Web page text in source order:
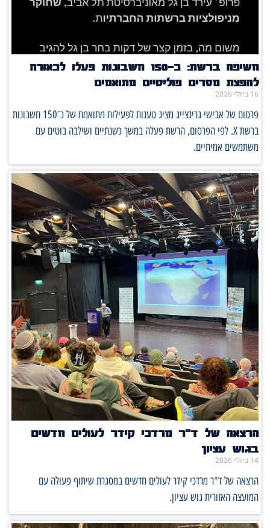
חשיפה ברשת: כ־150 חשבונות פעלו לכאורה
להפצת מסרים פוליטיים מתואמים
16 ביולי 2026
פרסום של אבישי גרינצייג מציג טענות לפעילות מתואמת של כ־150 חשבונות
ברשת X. לפי הפרסום, הרשת פעלה במשך כשנתיים ושילבה בוטים עם
משתמשים אמיתיים.
הרצאה של ד"ר מרדכי קידר לעולים חדשים
בגוש עציון
14 ביולי 2026
הרצאה של ד"ר מרדכי קידר לעולים חדשים במסגרת שיתוף פעולה עם
המועצה האזורית גוש עציון.